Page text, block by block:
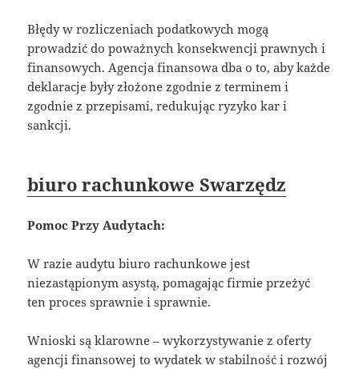
Błędy w rozliczeniach podatkowych mogą
prowadzić do poważnych konsekwencji prawnych i
finansowych. Agencja finansowa dba o to, aby każde
deklaracje były złożone zgodnie z terminem i
zgodnie z przepisami, redukując ryzyko kar i
sankcji.
biuro rachunkowe Swarzędz
Pomoc Przy Audytach:
W razie audytu biuro rachunkowe jest
niezastąpionym asystą, pomagając firmie przeżyć
ten proces sprawnie i sprawnie.
Wnioski są klarowne – wykorzystywanie z oferty
agencji finansowej to wydatek w stabilność i rozwój